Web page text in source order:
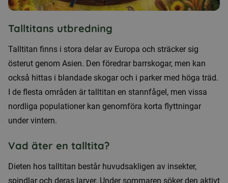
Talltitans utbredning
Talltitan finns i stora delar av Europa och sträcker sig
österut genom Asien. Den föredrar barrskogar, men kan
också hittas i blandade skogar och i parker med höga träd.
I de flesta områden är talltitan en stannfågel, men vissa
nordliga populationer kan genomföra korta flyttningar
under vintern.
Vad äter en talltita?
Dieten hos talltitan består huvudsakligen av insekter,
spindlar och deras larver. Under sommaren söker den aktivt